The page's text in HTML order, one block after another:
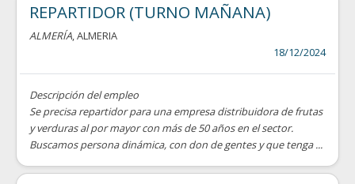
REPARTIDOR (TURNO MAÑANA)
ALMERÍA, ALMERIA
18/12/2024
Descripción del empleo
Se precisa repartidor para una empresa distribuidora de frutas
y verduras al por mayor con más de 50 años en el sector.
Buscamos persona dinámica, con don de gentes y que tenga ...